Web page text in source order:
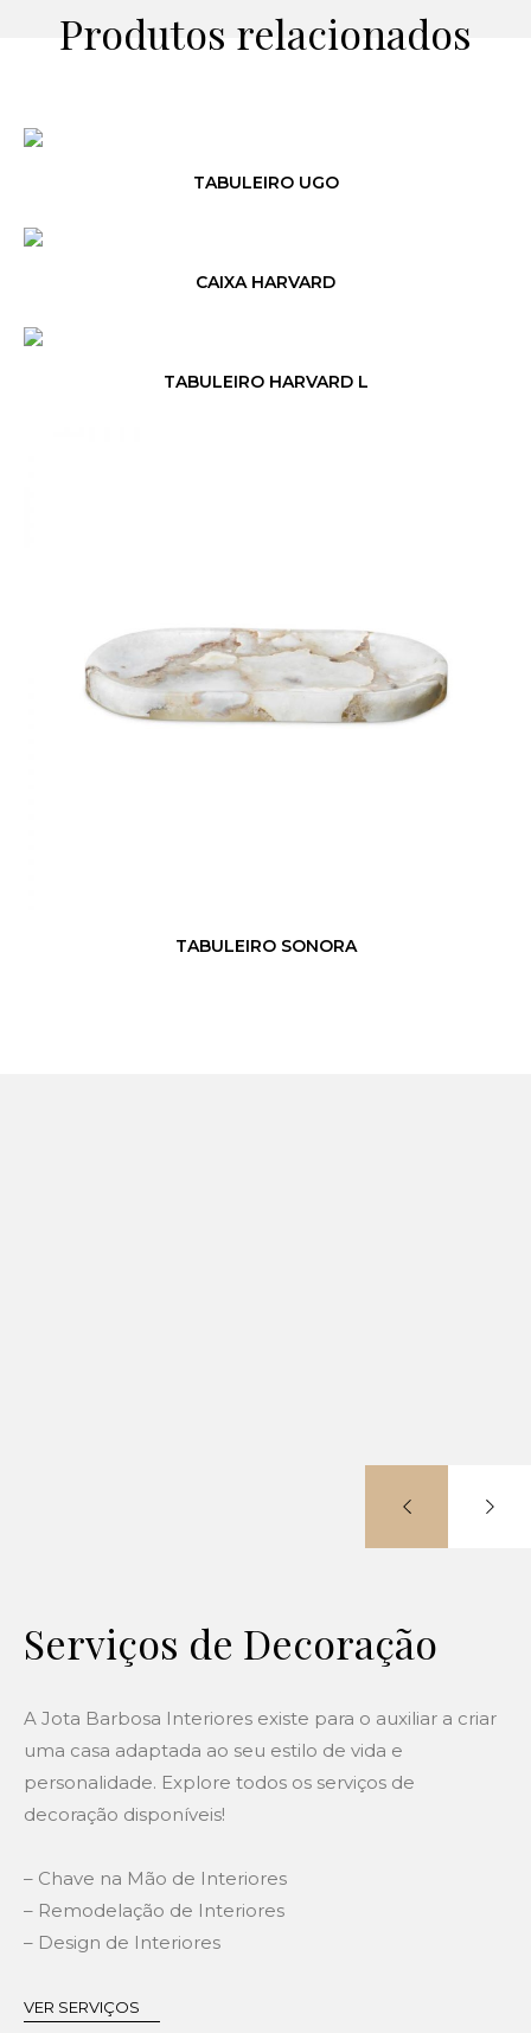
Produtos relacionados
TABULEIRO UGO
CAIXA HARVARD
TABULEIRO HARVARD L
TABULEIRO SONORA
Serviços de Decoração
A Jota Barbosa Interiores existe para o auxiliar a criar
uma casa adaptada ao seu estilo de vida e
personalidade. Explore todos os serviços de
decoração disponíveis!
– Chave na Mão de Interiores
– Remodelação de Interiores
– Design de Interiores
VER SERVIÇOS